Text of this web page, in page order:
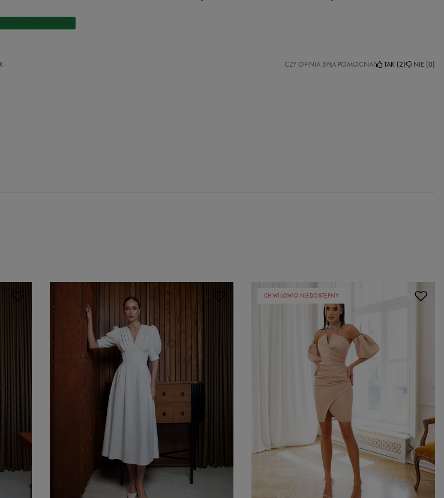
ZAKUPEM
CZY OPINIA BYŁA POMOCNA? TAK 2 NIE 0
CHWILOWO NIEDOSTĘPNY